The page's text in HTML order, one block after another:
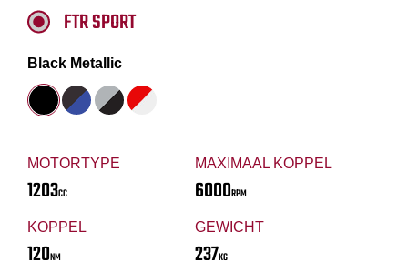
MOTORTYPE
1203CC
MAXIMAAL KOPPEL
6000RPM
KOPPEL
120NM
GEWICHT
237KG
FTR SPORT
Black Metallic